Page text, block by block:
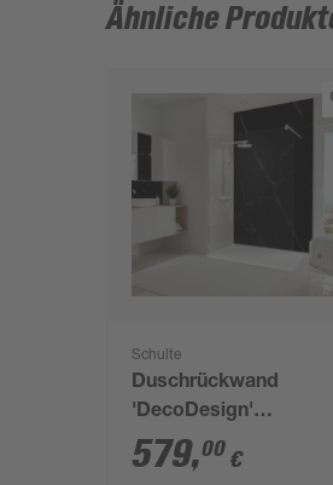
Ähnliche
Schulte
Duschrückwand
'DecoDesign'
Softtouch Stein
Marmor-Schwarz 150
579,00 €